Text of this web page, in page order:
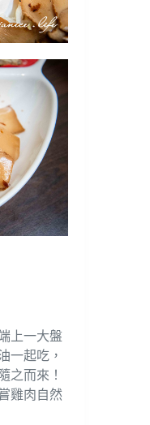
上一大盤
一起吃，
之而來！
雞肉自然